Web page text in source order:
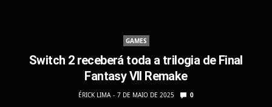
GAMES
Switch 2 receberá toda a trilogia de Final
Fantasy VII Remake
ÉRICK LIMA 7 DE MAIO DE 2025 0